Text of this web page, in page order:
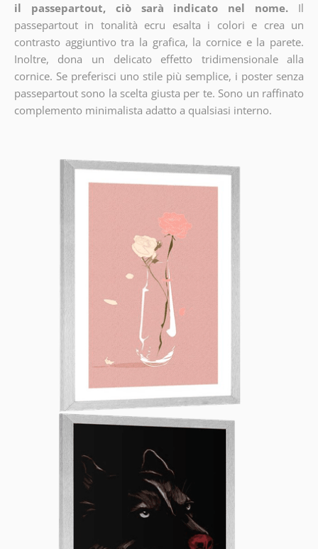
il passepartout, ciò sarà indicato nel nome.
Il
passepartout in tonalità ecru esalta i colori e crea un
contrasto aggiuntivo tra la grafica, la cornice e la parete.
Inoltre, dona un delicato effetto tridimensionale alla
cornice. Se preferisci uno stile più semplice, i poster senza
passepartout sono la scelta giusta per te. Sono un raffinato
complemento minimalista adatto a qualsiasi interno.